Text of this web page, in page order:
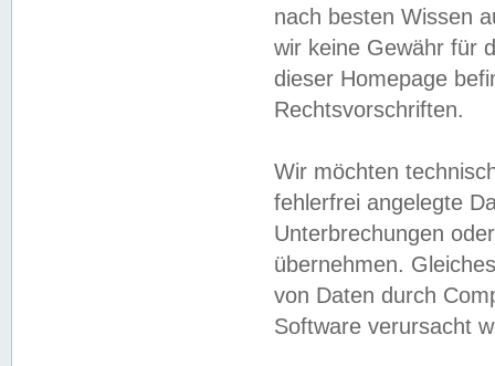
nach besten Wissen
wir keine Gewähr für
dieser Homepage
Rechtsvorschriften.
Wir möchten
fehlerfrei angelegte
Unterbrechungen
übernehmen.
von Daten durch
Software verursacht